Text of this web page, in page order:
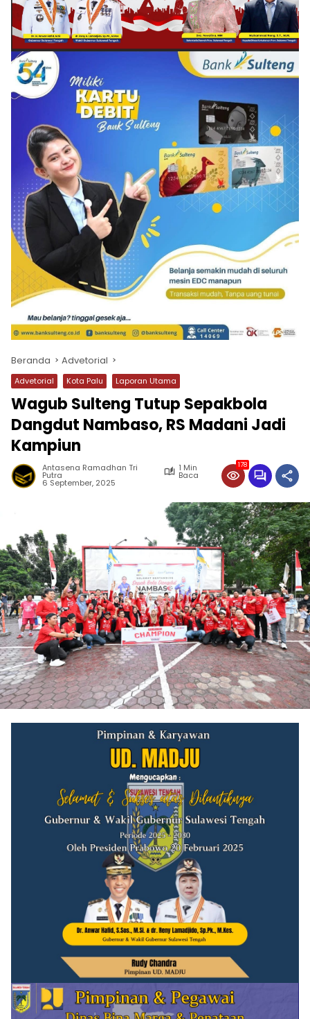
Beranda Advetorial
Advetorial Kota Palu Laporan Utama
Wagub Sulteng Tutup Sepakbola
Dangdut Nambaso, RS Madani Jadi
Kampiun
Antasena Ramadhan Tri
Putra
1 Min
Baca
6 September, 2025
178